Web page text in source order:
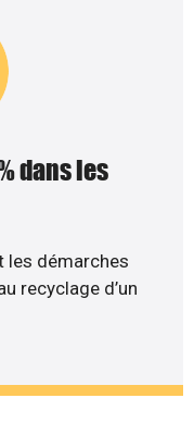
dans les
les démarches
recyclage d’un